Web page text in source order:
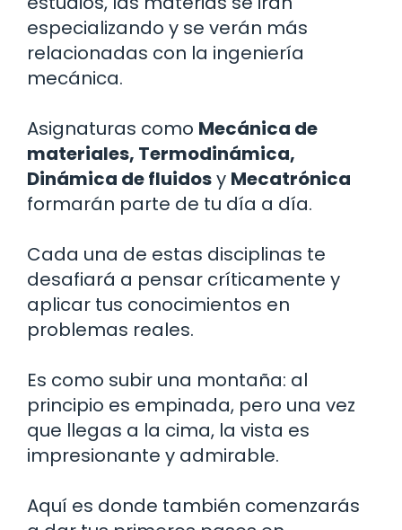
especializando y se verán más
relacionadas con la ingeniería
mecánica.
Asignaturas como Mecánica de
materiales, Termodinámica,
Dinámica de fluidosy Mecatrónica
formarán parte de tu día a día.
Cada una de estas disciplinas te
desafiará a pensar críticamente y
aplicar tus conocimientos en
problemas reales.
Es como subir una montaña: al
principio es empinada, pero una vez
que llegas a la cima, la vista es
impresionante y admirable.
Aquí es donde también comenzarás